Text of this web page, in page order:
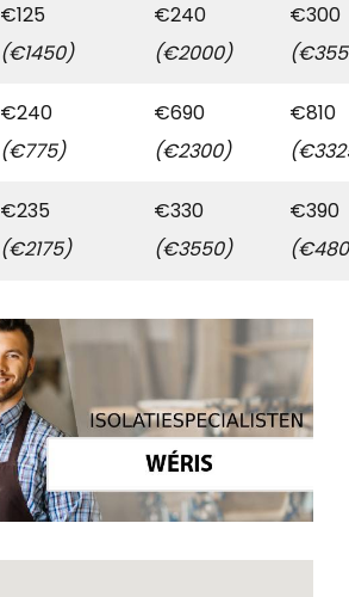
€125
(€1450)
€240
(€2000)
€300
€240
(€775)
€690
(€2300)
€810
€235
(€2175)
€330
(€3550)
€390